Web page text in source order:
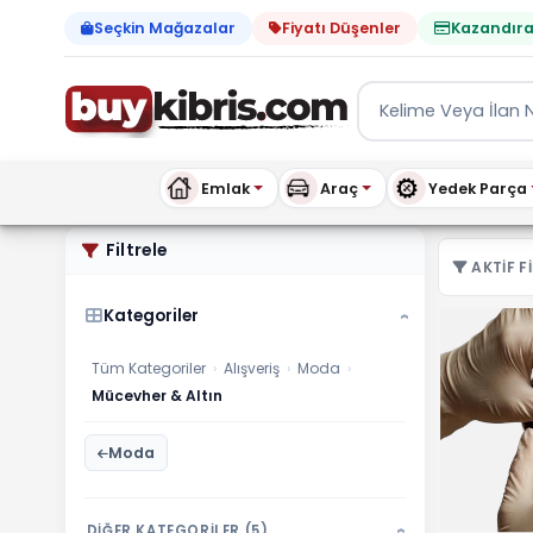
Seçkin Mağazalar Fiyatı Düşenler
Emlak Araç Yedek Parça
Moda Mücevher & Altın
Filtrele
Kategoriler ›
Tüm Kategoriler › Alışveriş › Moda ›
Mücevher & Altın
Moda
›
AKTIF